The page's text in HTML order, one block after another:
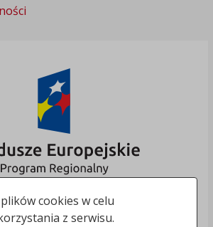
cookies w celu
z serwisu.